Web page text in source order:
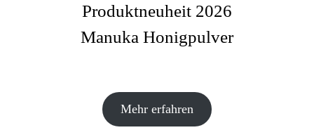
Produktneuheit 2026
Manuka Honigpulver
Mehr erfahren